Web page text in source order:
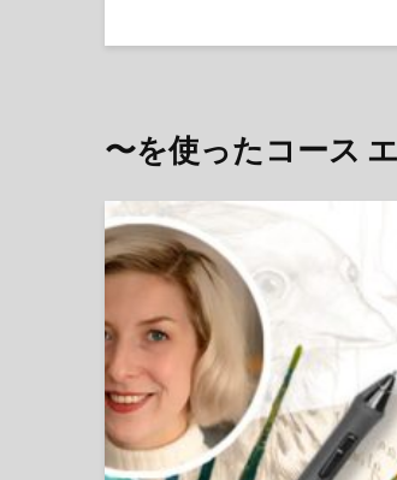
〜を使ったコース